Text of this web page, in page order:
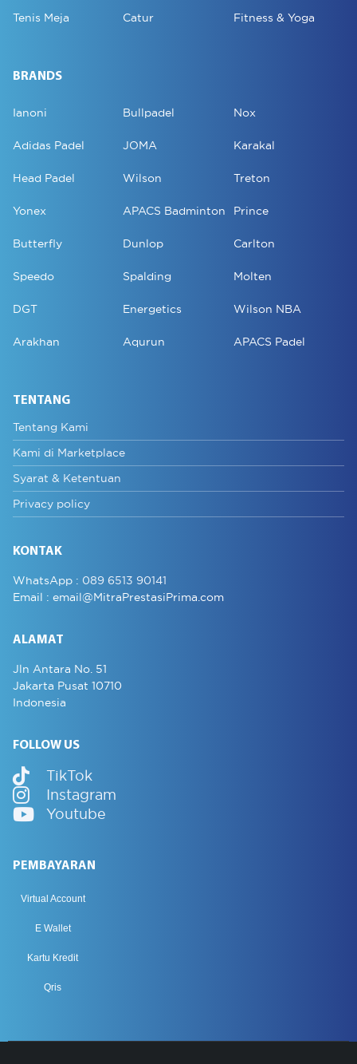
Tenis Meja Catur Fitness & Yoga
BRANDS
Ianoni Bullpadel Nox
Adidas Padel JOMA Karakal
Head Padel Wilson Treton
Yonex APACS Badminton Prince
Butterfly Dunlop Carlton
Speedo Spalding Molten
DGT Energetics Wilson NBA
Arakhan Aqurun APACS Padel
TENTANG
Tentang Kami
Kami di Marketplace
Syarat & Ketentuan
Privacy policy
KONTAK
WhatsApp : 089 6513 90141
Email : email@MitraPrestasiPrima.com
ALAMAT
Jln Antara No. 51
Jakarta Pusat 10710
Indonesia
FOLLOW US
TikTok
Instagram
Youtube
PEMBAYARAN
Virtual Account
E Wallet
Kartu Kredit
Qris